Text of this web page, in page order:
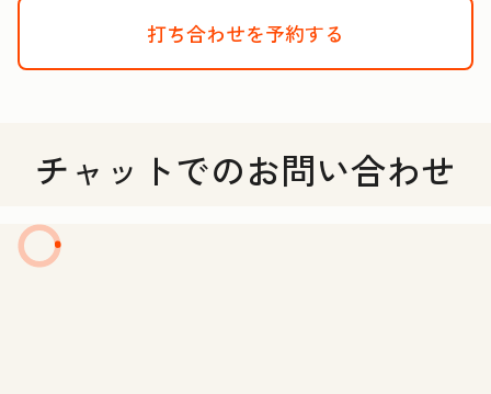
打ち合わせを予約する
チャットでのお問い合わせ